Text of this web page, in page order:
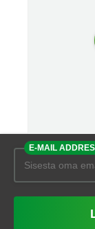
E-MAIL